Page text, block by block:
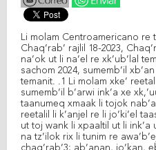
Li molam Centroamericano re
Chaq’rab’ rajlil 18-2023,
na’ok ut li na’el re xk’ub’lal
sachom 2024, sumemb’il
temanit. .1 Li molam xke’
sumemb’il b’arwi ink’a xe
taanumeq xmaak li tojok
reetalil li k’anjel re li jo’ki’el
ut toj wank li xpaaltil ut li ink’a
na tz’ilok rix li tunim re
chaq’rab’3; ab’anan, jo’kan,